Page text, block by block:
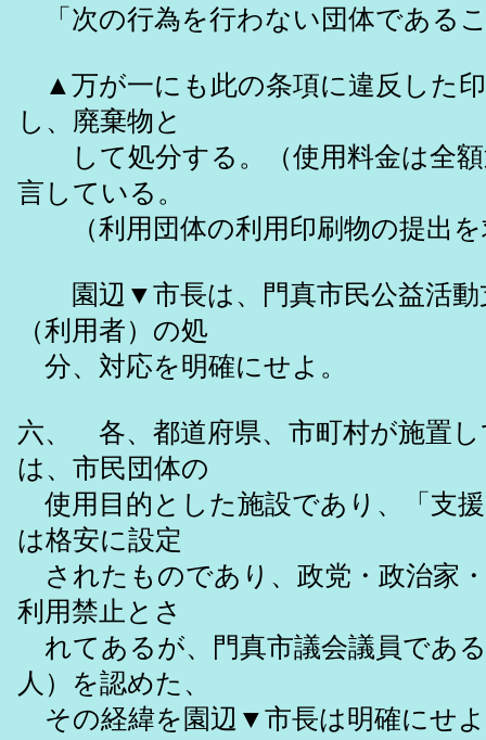
「次の行為を行わない団体である
▲万が一にも此の条項に違反した
し、廃棄物と
して処分する。（使用料金は全額
言している。
（利用団体の利用印刷物の提出を
園辺▼市長は、門真市民公益活動
（利用者）の処
分、対応を明確にせよ。
六、 各、都道府県、市町村が施置
は、市民団体の
使用目的とした施設であり、「支
は格安に設定
されたものであり、政党・政治家
利用禁止とさ
れてあるが、門真市議会議員であ
人）を認めた、
その経緯を園辺▼市長は明確にせ